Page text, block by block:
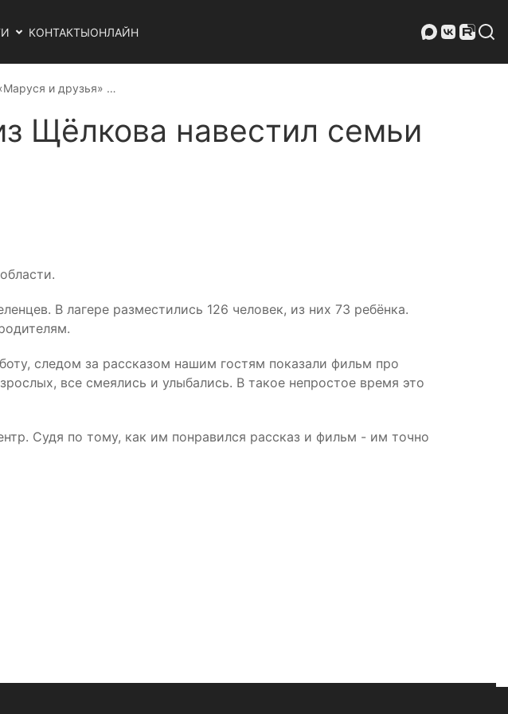
КОНТАКТЫОНЛАЙН
и друзья» …
Щёлкова навестил семьи
В лагере разместились 126 человек, из них 73 ребёнка.
следом за рассказом нашим гостям показали фильм про
все смеялись и улыбались. В такое непростое время это
Судя по тому, как им понравился рассказ и фильм - им точно